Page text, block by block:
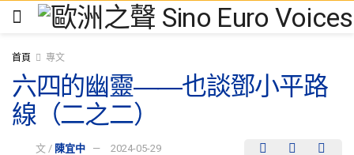
首頁 專文
六四的幽靈――也談鄧小平路
線（二之二）
文 / 陳宜中 2024-05-29